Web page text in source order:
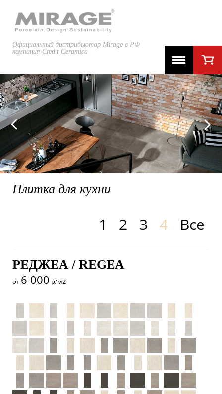
Официальный дистрибьютор Mirage в РФ
компания Credit Ceramica
HMADE
Плитка для кухни
1 2 3 4 Все
РЕДЖЕА / REGEA
от 6 000 р/м2